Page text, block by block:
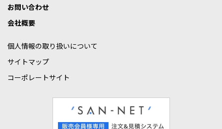
お問い合わせ
会社概要
個人情報の取り扱いについて
サイトマップ
コーポレートサイト